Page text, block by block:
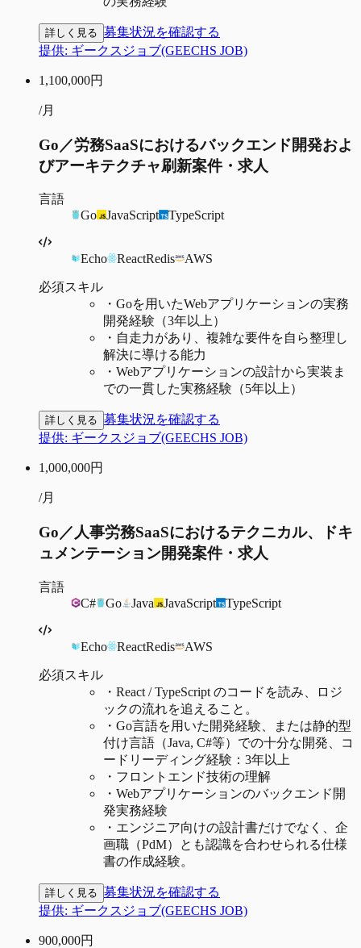
詳しく見る 募集状況を確認する
提供: ギークスジョブ(GEECHS JOB)
1,100,000円
/月
Go／労務SaaSにおけるバックエンド開発およ
びアーキテクチャ刷新案件・求人
言語
Go
JavaScript TypeScript
Echo ReactRedis AWS
必須スキル
・ Goを用いたWebアプリケーションの実務
開発経験（3年以上）
・ 自走力があり、複雑な要件を自ら整理し
解決に導ける能力
・ Webアプリケーションの設計から実装ま
での一貫した実務経験（5年以上）
詳しく見る 募集状況を確認する
提供: ギークスジョブ(GEECHS JOB)
1,000,000円
/月
Go／人事労務SaaSにおけるテクニカル、ドキ
ュメンテーション開発案件・求人
言語
C#
Go Java JavaScript TypeScript
Echo ReactRedis AWS
必須スキル
・ React / TypeScript のコードを読み、ロジ
ックの流れを追えること。
・ Go言語を用いた開発経験、または静的型
付け言語（Java, C#等）での十分な開発、コ
ードリーディング経験：3年以上
・ フロントエンド技術の理解
・ Webアプリケーションのバックエンド開
発実務経験
・ エンジニア向けの設計書だけでなく、企
画職（PdM）とも認識を合わせられる仕様
書の作成経験。
詳しく見る 募集状況を確認する
提供: ギークスジョブ(GEECHS JOB)
900,000円